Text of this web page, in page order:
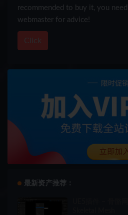
recommended to buy it, you
webmaster for advice!
Click
最新资产推荐：